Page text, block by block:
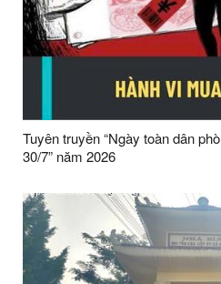
Tuyên truyền “Ngày toàn dân
30/7” năm 2026